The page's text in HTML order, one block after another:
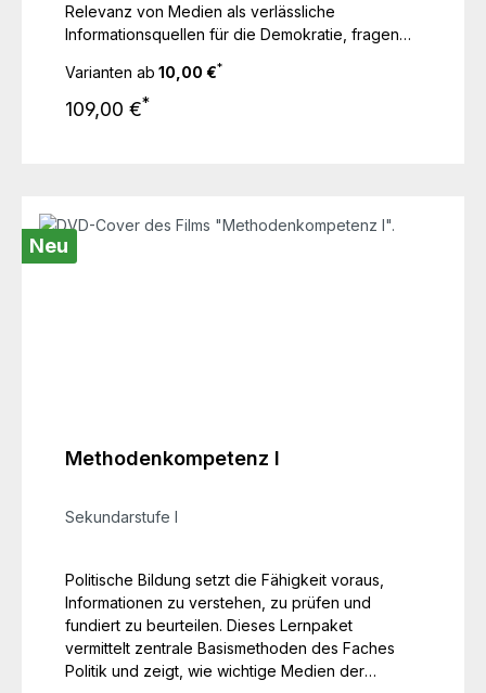
Relevanz von Medien als verlässliche
Informationsquellen für die Demokratie, fragen
Pressefreiheit, gehen auf Chancen und
Probleme der Sozialen Medien ein und zeigen,
wie Fake News und Desinformation erkannt
Varianten ab 10,00 €*
Regulärer Preis:
109,00 €*
Neu
Methodenkompetenz I
Sekundarstufe I
Politische Bildung setzt die Fähigkeit voraus,
Informationen zu verstehen, zu prüfen und
fundiert zu beurteilen. Dieses Lernpaket
vermittelt zentrale Basismethoden des Faches
Politik und zeigt, wie wichtige Medien der